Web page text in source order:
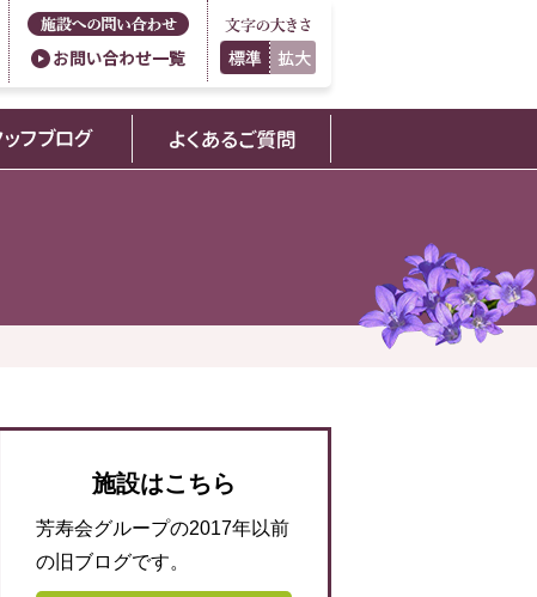
施設はこちら
芳寿会グループの2017年以前
の旧ブログです。